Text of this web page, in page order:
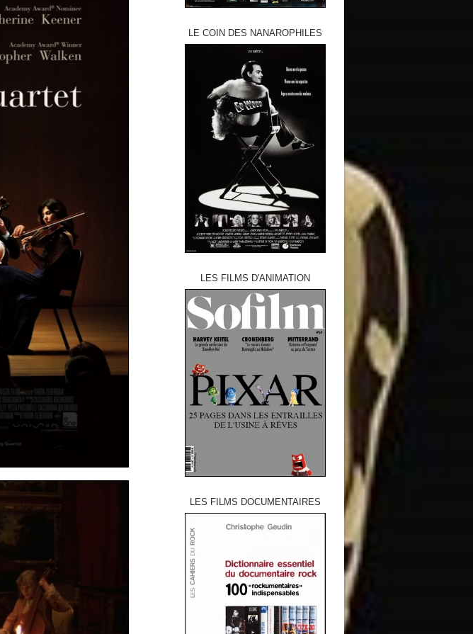
LE COIN DES NANAROPHILES
LES FILMS D'ANIMATION
LES FILMS DOCUMENTAIRES